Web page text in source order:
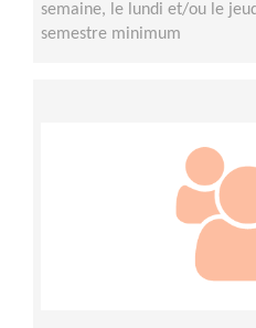
semaine, le lundi et/ou le
semestre minimum